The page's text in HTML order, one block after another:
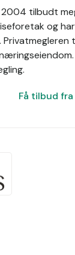
tilbudt
og
Få tilbud